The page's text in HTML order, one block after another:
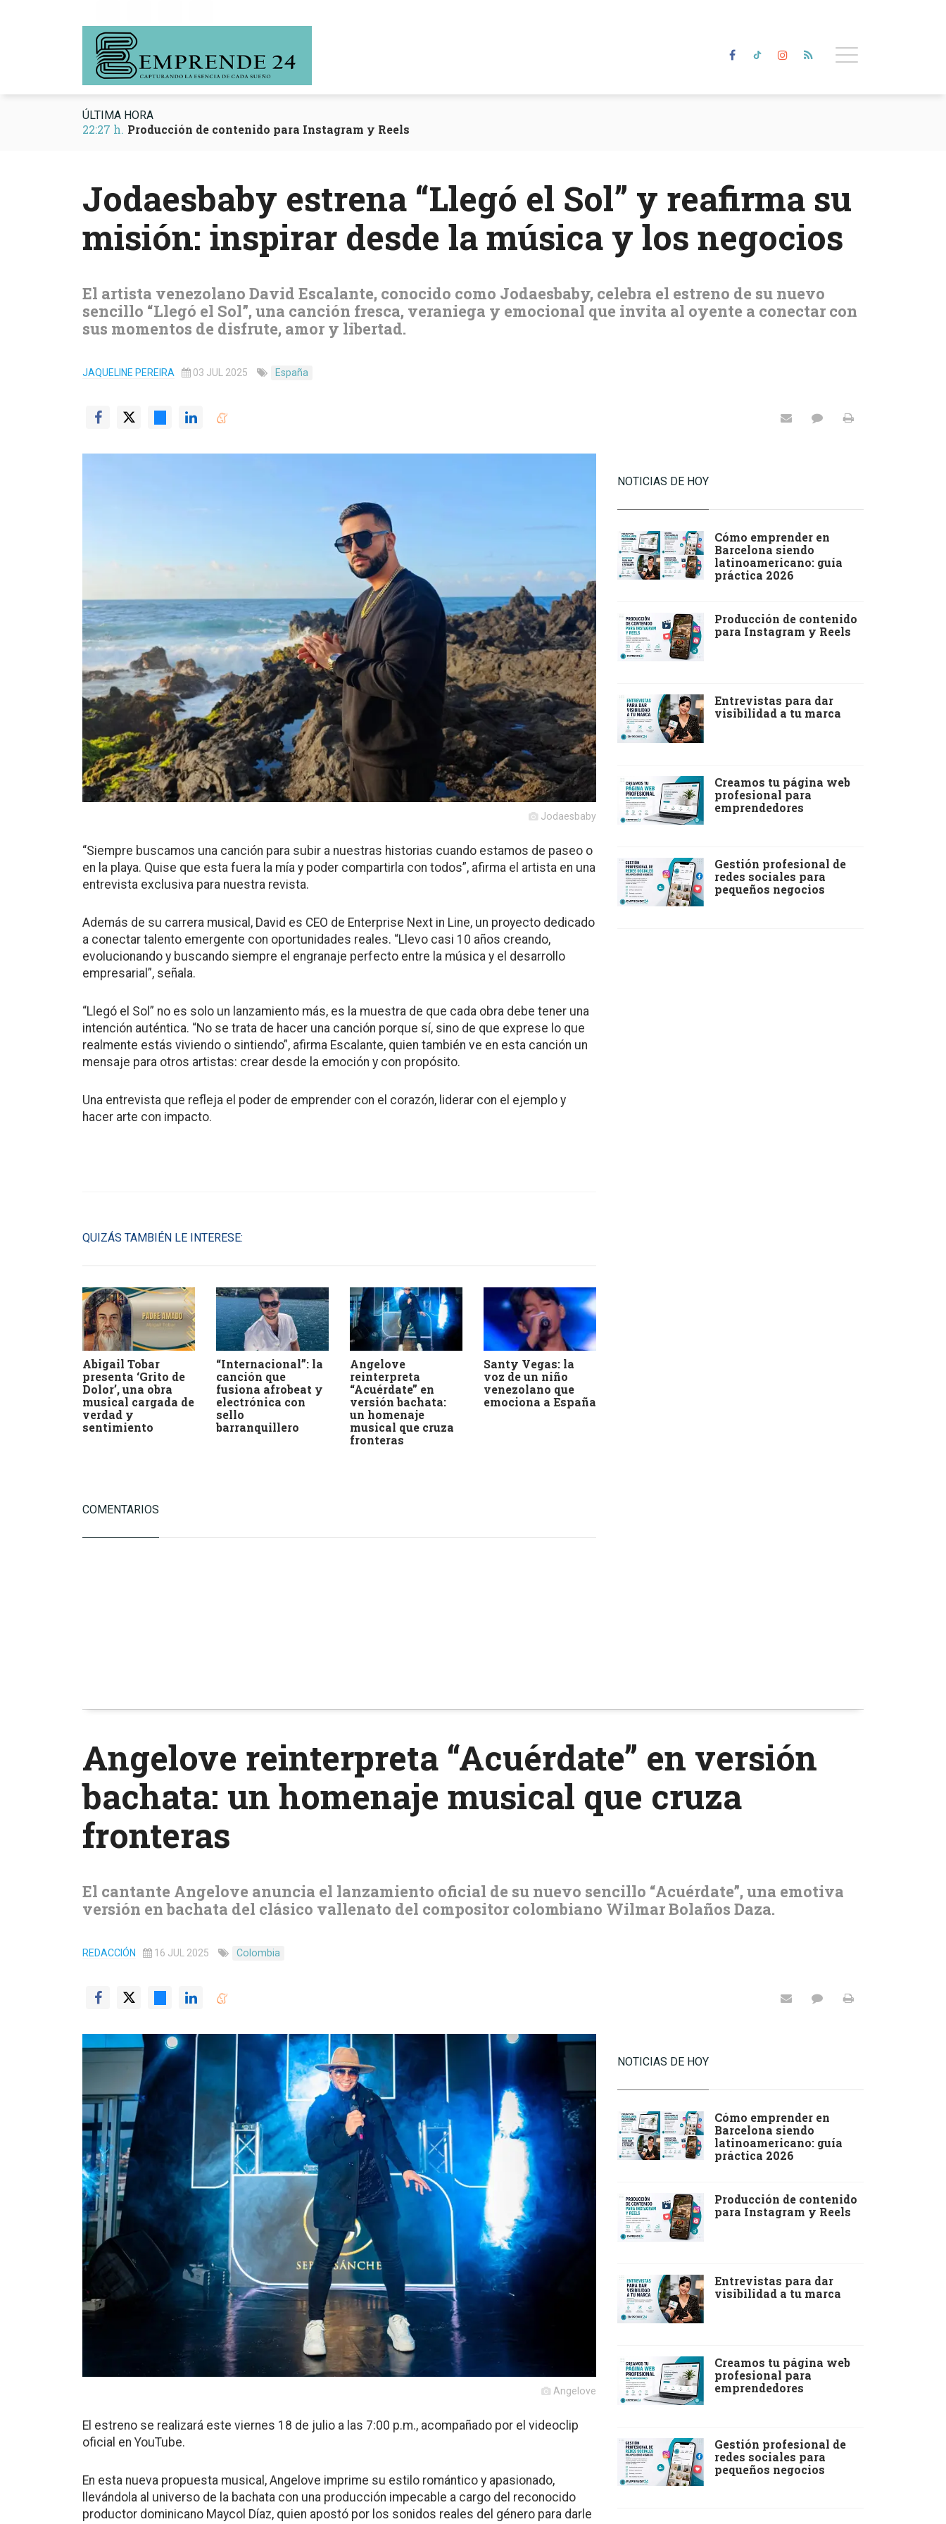
ÚLTIMA HORA
22:27 h. Producción de contenido para Instagram y Reels
Jodaesbaby estrena “Llegó el Sol” y reafirma su
misión: inspirar desde la música y los negocios
El artista venezolano David Escalante, conocido como Jodaesbaby, celebra el estreno de su nuevo
sencillo “Llegó el Sol”, una canción fresca, veraniega y emocional que invita al oyente a conectar con
sus momentos de disfrute, amor y libertad.
JAQUELINE PEREIRA 03 JUL 2025 España
Jodaesbaby
“Siempre buscamos una canción para subir a nuestras historias cuando estamos de paseo o
en la playa. Quise que esta fuera la mía y poder compartirla con todos”, afirma el artista en una
entrevista exclusiva para nuestra revista.
Además de su carrera musical, David es CEO de Enterprise Next in Line, un proyecto dedicado
a conectar talento emergente con oportunidades reales. “Llevo casi 10 años creando,
evolucionando y buscando siempre el engranaje perfecto entre la música y el desarrollo
empresarial”, señala.
“Llegó el Sol” no es solo un lanzamiento más, es la muestra de que cada obra debe tener una
intención auténtica. “No se trata de hacer una canción porque sí, sino de que exprese lo que
realmente estás viviendo o sintiendo”, afirma Escalante, quien también ve en esta canción un
mensaje para otros artistas: crear desde la emoción y con propósito.
Una entrevista que refleja el poder de emprender con el corazón, liderar con el ejemplo y
hacer arte con impacto.
QUIZÁS TAMBIÉN LE INTERESE:
Abigail Tobar
presenta ‘Grito de
Dolor’, una obra
musical cargada de
verdad y
sentimiento
“Internacional”: la
canción que
fusiona afrobeat y
electrónica con
sello
barranquillero
Angelove
reinterpreta
“Acuérdate” en
versión bachata:
un homenaje
musical que cruza
fronteras
Santy Vegas: la
voz de un niño
venezolano que
emociona a España
COMENTARIOS
NOTICIAS DE HOY
Cómo emprender en
Barcelona siendo
latinoamericano: guía
práctica 2026
Producción de contenido
para Instagram y Reels
Entrevistas para dar
visibilidad a tu marca
Creamos tu página web
profesional para
emprendedores
Gestión profesional de
redes sociales para
pequeños negocios
Angelove reinterpreta “Acuérdate” en versión
bachata: un homenaje musical que cruza
fronteras
El cantante Angelove anuncia el lanzamiento oficial de su nuevo sencillo “Acuérdate”, una emotiva
versión en bachata del clásico vallenato del compositor colombiano Wilmar Bolaños Daza.
REDACCIÓN 16 JUL 2025 Colombia
Angelove
El estreno se realizará este viernes 18 de julio a las 7:00 p.m., acompañado por el videoclip
oficial en YouTube.
En esta nueva propuesta musical, Angelove imprime su estilo romántico y apasionado,
llevándola al universo de la bachata con una producción impecable a cargo del reconocido
productor dominicano Maycol Díaz, quien apostó por los sonidos reales del género para darle
NOTICIAS DE HOY
Cómo emprender en
Barcelona siendo
latinoamericano: guía
práctica 2026
Producción de contenido
para Instagram y Reels
Entrevistas para dar
visibilidad a tu marca
Creamos tu página web
profesional para
emprendedores
Gestión profesional de
redes sociales para
pequeños negocios